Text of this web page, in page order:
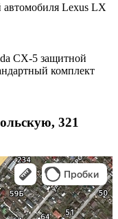
автомобиля Lexus LX
CX-5 защитной
комплект
321